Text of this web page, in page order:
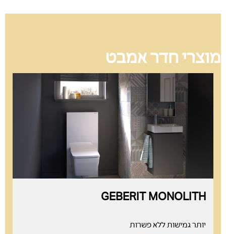
מוצרי חדר אמבט
GEBERIT CITTERIO
עיצוב איטלקי פשוט, אלגנטי וייחודי